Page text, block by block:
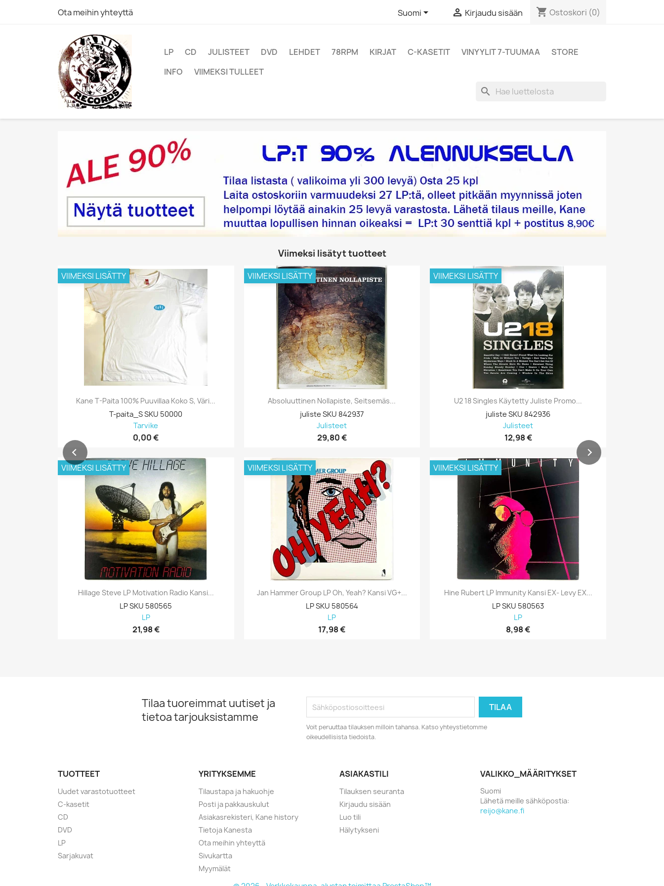
Ota meihin yhteyttä Suomi  Kirjaudu sisään shopping_cart Ostoskori (0)
LP CD JULISTEET DVD LEHDET 78RPM KIRJAT C-KASETIT VINYYLIT 7-TUUMAA
STORE
INFO
VIIMEKSI TULLEET
search
Viimeksi lisätyt tuotteet
Kane T-Paita 100% Puuvillaa Koko S, Väri...
T-paita_S SKU 50000
Tarvike
0,00 €
VIIMEKSI LISÄTTY
Hillage Steve LP Motivation Radio Kansi...
LP SKU 580565
LP
21,98 €
VIIMEKSI LISÄTTY
Absoluuttinen Nollapiste, Seitsemäs...
juliste SKU 842937
Julisteet
29,80 €
VIIMEKSI LISÄTTY
Jan Hammer Group LP Oh, Yeah? Kansi VG+...
LP SKU 580564
LP
17,98 €
VIIMEKSI LISÄTTY
U2 18 Singles Käytetty Juliste Promo...
juliste SKU 842936
Julisteet
12,98 €
VIIMEKSI LISÄTTY
Hine Rubert LP Immunity Kansi EX- Levy EX...
LP SKU 580563
LP
8,98 €
VIIMEKSI LISÄTTY
Tilaa tuoreimmat uutiset ja
tietoa tarjouksistamme
Voit peruuttaa tilauksen milloin tahansa. Katso yhteystietomme
oikeudellisista tiedoista.
TUOTTEET
Uudet varastotuotteet
C-kasetit
CD
DVD
LP
Sarjakuvat
YRITYKSEMME
Tilaustapa ja hakuohje
Posti ja pakkauskulut
Asiakasrekisteri, Kane history
Tietoja Kanesta
Ota meihin yhteyttä
Sivukartta
Myymälät
ASIAKASTILI
Tilauksen seuranta
Kirjaudu sisään
Luo tili
Hälytykseni
VALIKKO_MÄÄRITYKSET
Suomi
Lähetä meille sähköpostia:
reijo@kane.fi